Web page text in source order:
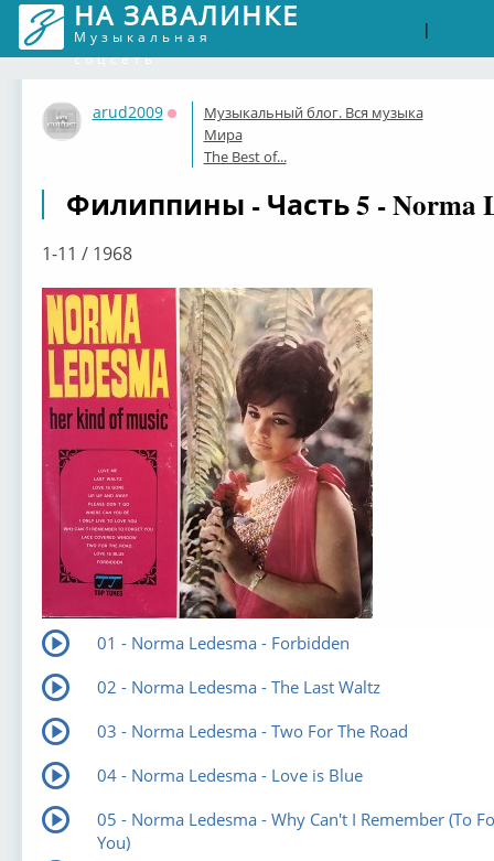
НА ЗАВАЛИНКЕ
Музыкальная
соцсеть
|
arud2009
Оффлайн
Музыкальный блог. Вся музыка
Мира
The Best of...
Филиппины - Часть 5 - Norma
1-11 / 1968
01 - Norma Ledesma - Forbidden
02 - Norma Ledesma - The Last Waltz
03 - Norma Ledesma - Two For The Road
04 - Norma Ledesma - Love is Blue
05 - Norma Ledesma - Why Can't I Remember (To
You)